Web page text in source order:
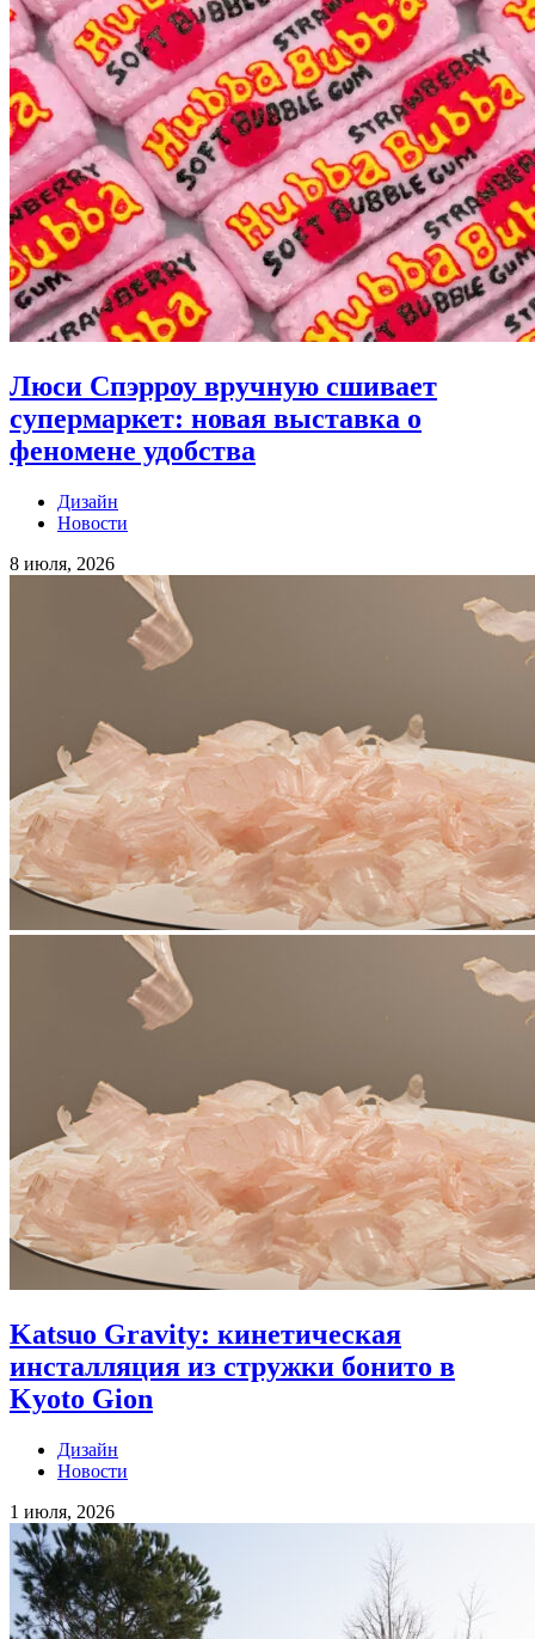
Люси Спэрроу вручную сшивает
супермаркет: новая выставка о
феномене удобства
Дизайн
Новости
8 июля, 2026
Katsuo Gravity: кинетическая
инсталляция из стружки бонито в
Kyoto Gion
Дизайн
Новости
1 июля, 2026